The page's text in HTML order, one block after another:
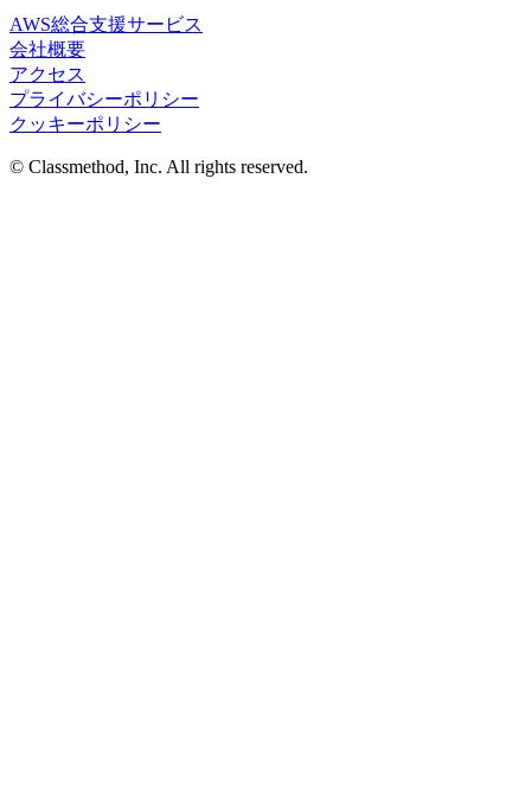
AWS総合支援サービス
会社概要
アクセス
プライバシーポリシー
クッキーポリシー
© Classmethod, Inc. All rights reserved.